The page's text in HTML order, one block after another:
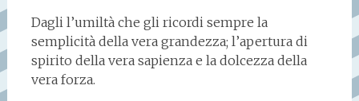
Dagli l’umiltà che gli ricordi sempre la
semplicità della vera grandezza; l’apertura di
spirito della vera sapienza e la dolcezza della
vera forza.